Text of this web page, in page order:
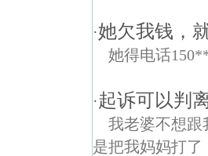
·她欠我钱，
她得电话
·起诉可以判
我老婆不想跟
是把我妈妈打了